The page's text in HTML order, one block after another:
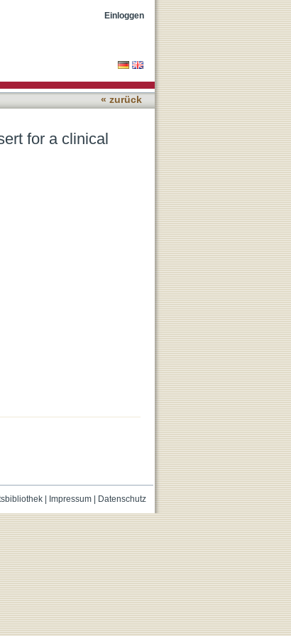
PET/MRI scanner
Einloggen
« zurück
for a clinical
| Impressum| Datenschutz